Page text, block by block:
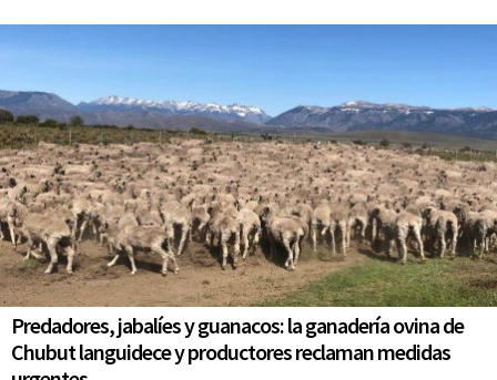
Predadores, jabalíes y guanacos: la ganadería ovina de
Chubut languidece y productores reclaman medidas